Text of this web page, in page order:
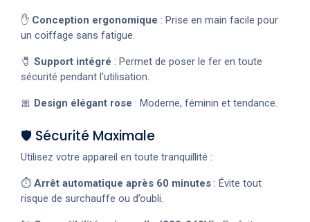
✋ Conception ergonomique : Prise en main facile pour
un coiffage sans fatigue.
🧷 Support intégré : Permet de poser le fer en toute
sécurité pendant l’utilisation.
🎀 Design élégant rose : Moderne, féminin et tendance.
🛡️ Sécurité Maximale
Utilisez votre appareil en toute tranquillité :
⏱️ Arrêt automatique après 60 minutes : Évite tout
risque de surchauffe ou d’oubli.